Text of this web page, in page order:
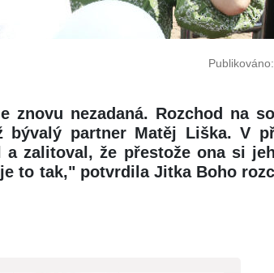
znovu nezadaná. Rozchod na
partner Matěj Liška. V
a zalitoval, že přestože ona si
to tak," potvrdila Jitka Boho